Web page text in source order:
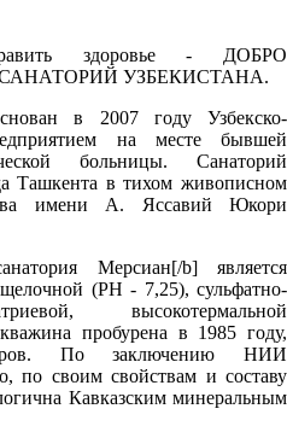
здоровье - ДОБРО
УЗБЕКИСТАНА.
в 2007 году Узбекско-
на месте бывшей
больницы. Санаторий
Ташкента в тихом живописном
имени А. Яссавий Юкори
Мерсиан[/b] является
(РН - 7,25), сульфатно-
высокотермальной
пробурена в 1985 году,
По заключению НИИ
по своим свойствам и составу
Кавказским минеральным